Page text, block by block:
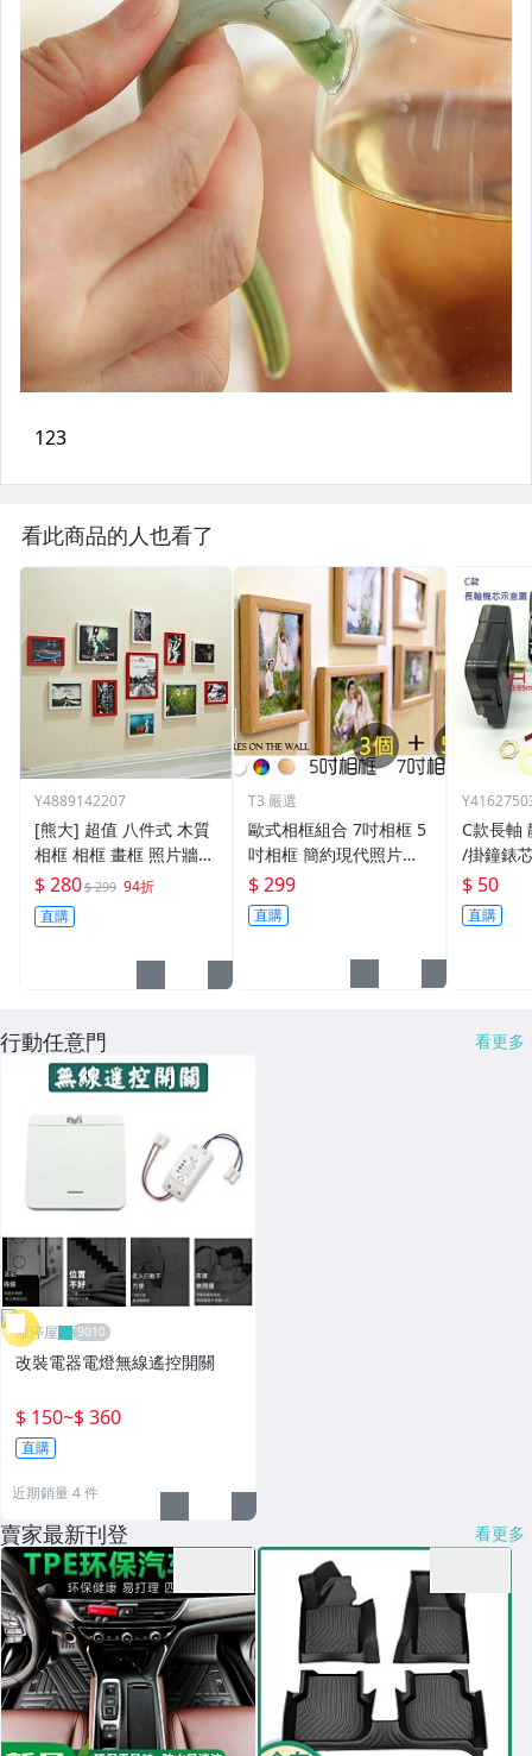
看此商品的人也看了
Y4889142207
[熊大] 超值 八件式 木質
相框 相框 畫框 照片牆
臥室 書房 客廳 家居飾品
裝飾 掛畫 【HH03】
$ 280$ 299 94折
直購
T3 嚴選
歐式相框組合 7吋相框 5
吋相框 簡約現代照片牆
裝飾相框 創意相框 掛牆
畫框組合 相框牆 相框組
【HH03】
$ 299
直購
C款長軸
/掛鐘錶
秒式/ /
$ 50
直購
行動任意門 看更多
雁渟屋
改裝電器電燈無線遙控開關
$ 150~$ 360
直購
近期銷量 4 件
賣家最新刊登 看更多